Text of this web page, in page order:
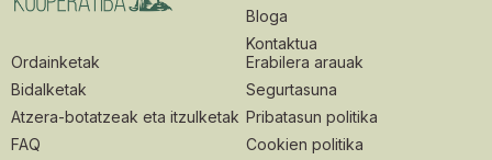
Bloga
Kontaktua
Ordainketak
Bidalketak
Atzera-botatzeak eta itzulketak
FAQ
Erabilera arauak
Segurtasuna
Pribatasun politika
Cookien politika